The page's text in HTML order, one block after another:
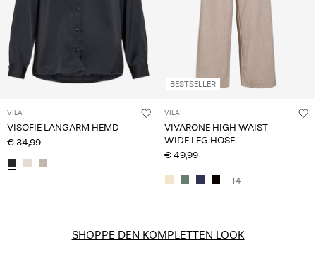
VILA
VISOFIE LANGARM HEMD
€ 34,99
BESTSELLER
VILA
VIVARONE HIGH WAIST
WIDE LEG HOSE
€ 49,99
+14
SHOPPE DEN KOMPLETTEN LOOK